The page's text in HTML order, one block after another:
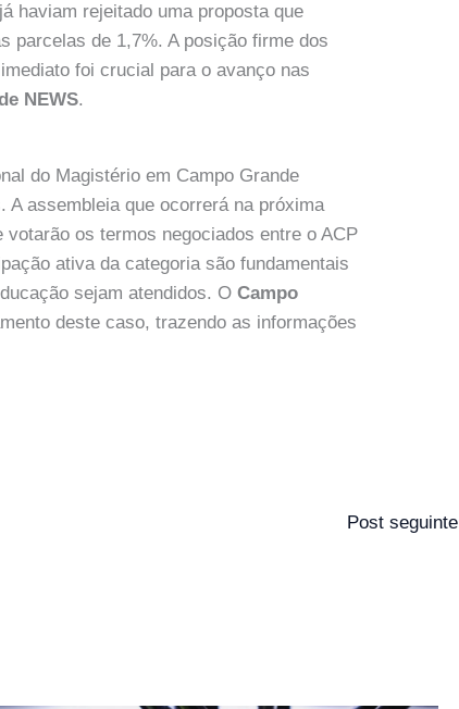
haviam rejeitado uma proposta que
parcelas de 1,7%. A posição firme dos
foi crucial para o avanço nas
NEWS.
do Magistério em Campo Grande
assembleia que ocorrerá na próxima
os termos negociados entre o ACP
ativa da categoria são fundamentais
sejam atendidos. OCampo
deste caso, trazendo as informações
Post seguinte